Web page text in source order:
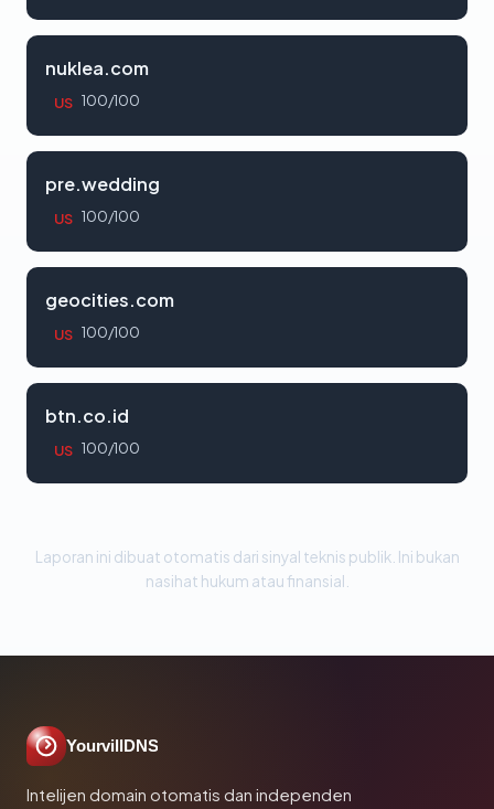
nuklea.com
US 100/100
pre.wedding
US 100/100
geocities.com
US 100/100
btn.co.id
US 100/100
Laporan ini dibuat otomatis dari sinyal teknis publik. Ini bukan
nasihat hukum atau finansial.
YourvillDNS
Intelijen domain otomatis dan independen